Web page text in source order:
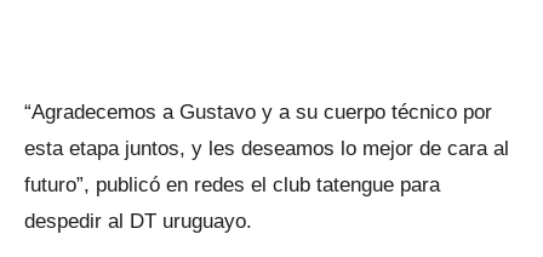
“Agradecemos a Gustavo y a su cuerpo técnico por
esta etapa juntos, y les deseamos lo mejor de cara al
futuro”, publicó en redes el club tatengue para
despedir al DT uruguayo.